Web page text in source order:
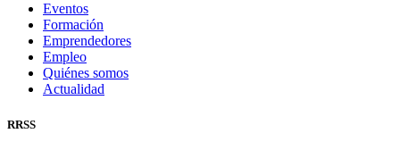
Eventos
Formación
Emprendedores
Empleo
Quiénes somos
Actualidad
RRSS